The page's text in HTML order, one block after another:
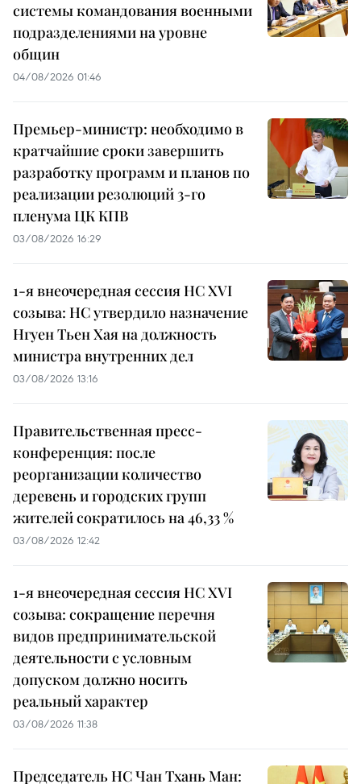
системы командования военными
подразделениями на уровне
общин
04/08/2026 01:46
Премьер-министр: необходимо в
кратчайшие сроки завершить
разработку программ и планов по
реализации резолюций 3-го
пленума ЦК КПВ
03/08/2026 16:29
1-я внеочередная сессия НС XVI
созыва: НС утвердило назначение
Нгуен Тьен Хая на должность
министра внутренних дел
03/08/2026 13:16
Правительственная пресс-
конференция: после
реорганизации количество
деревень и городских групп
жителей сократилось на 46,33 %
03/08/2026 12:42
1-я внеочередная сессия НС XVI
созыва: сокращение перечня
видов предпринимательской
деятельности с условным
допуском должно носить
реальный характер
03/08/2026 11:38
Председатель НС Чан Тхань Ман: